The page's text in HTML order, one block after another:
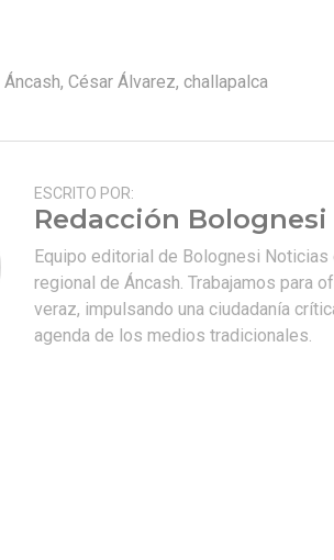
Áncash, César Álvarez, challapalca
ESCRITO POR:
Redacción
Equipo editorial de Bolognesi
regional de Áncash. Trabajamos para
veraz, impulsando una ciudadanía
agenda de los medios tradicionales.